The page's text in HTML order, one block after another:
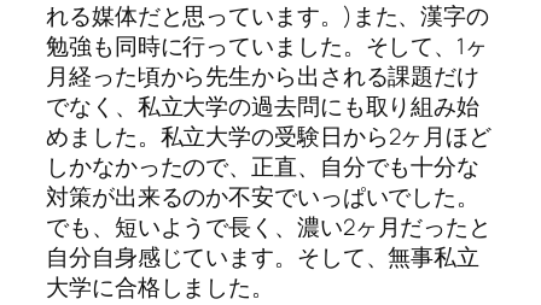
れる媒体だと思っています。 )また、漢字の
勉強も同時に行っていました。そして、 1ヶ
月経った頃から先生から出される課題だけ
でなく、私立大学の過去問にも取り組み始
めました。私立大学の受験日から2ヶ月ほど
しかなかったので、正直、自分でも十分な
対策が出来るのか不安でいっぱいでした。
でも、短いようで長く、濃い2ヶ月だったと
自分自身感じています。そして、無事私立
大学に合格しました。